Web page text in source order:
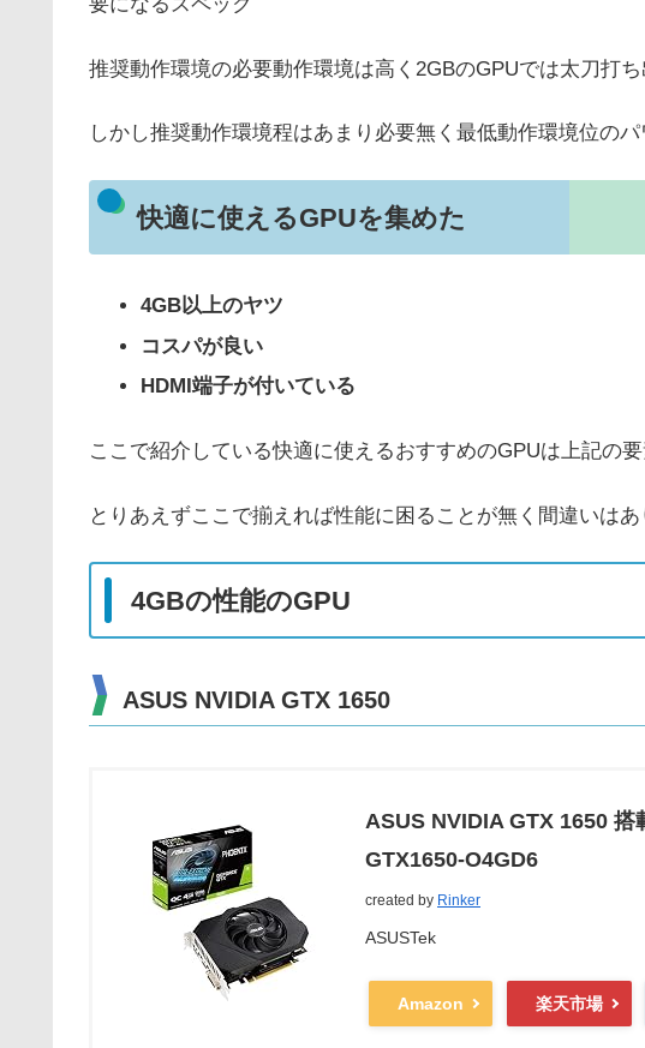
推奨動作環境の必要動作環境は高く2GBのGPUでは太刀打
しかし推奨動作環境程はあまり必要無く最低動作環境位の
快適に使えるGPUを集めた
4GB以上のヤツ
コスパが良い
HDMI端子が付いている
ここで紹介している快適に使えるおすすめのGPUは上記の
とりあえずここで揃えれば性能に困ることが無く間違いは
4GBの性能のGPU
ASUS NVIDIA GTX 1650
ASUS NVIDIA GTX 1650
GTX1650-O4GD6
created by Rinker
ASUSTek
Amazon 楽天市場